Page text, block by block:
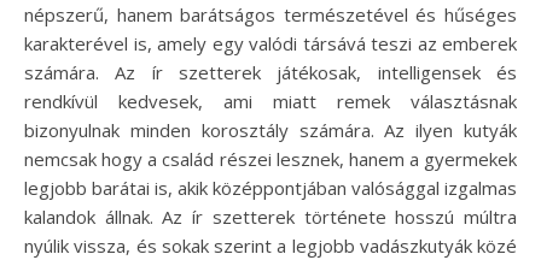
népszerű, hanem barátságos természetével és hűséges
karakterével is, amely egy valódi társává teszi az emberek
számára. Az ír szetterek játékosak, intelligensek és
rendkívül kedvesek, ami miatt remek választásnak
bizonyulnak minden korosztály számára. Az ilyen kutyák
nemcsak hogy a család részei lesznek, hanem a gyermekek
legjobb barátai is, akik középpontjában valósággal izgalmas
kalandok állnak. Az ír szetterek története hosszú múltra
nyúlik vissza, és sokak szerint a legjobb vadászkutyák közé